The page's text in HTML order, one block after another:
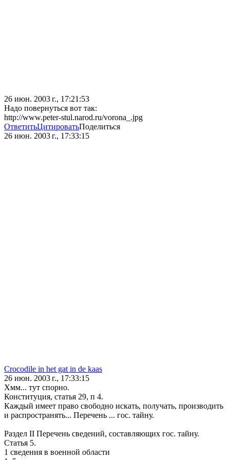
26 июн. 2003 г., 17:21:53
Надо повернуться вот так:
http://www.peter-stul.narod.ru/vorona_.jpg
ОтветитьЦитироватьПоделиться
26 июн. 2003 г., 17:33:15
Crocodile in het gat in de kaas
26 июн. 2003 г., 17:33:15
Хмм... тут спорно.
Конституция, статья 29, п 4.
Каждый имеет право свободно искать, получать, производить
и распространять... Перечень ... гос. тайну.
Раздел II Перечень сведений, составляющих гос. тайну.
Статья 5.
1 сведения в военной области